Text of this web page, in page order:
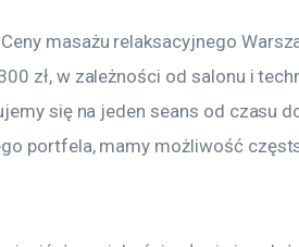
masażu relaksacyjnego
zł, w zależności od salonu i
się na jeden seans od czasu
portfela, mamy możliwość